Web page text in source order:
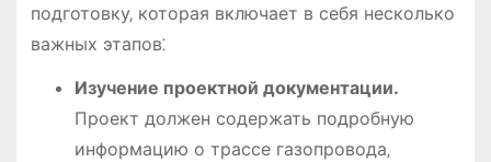
подготовку‚ которая включает в себя несколько
важных этапов⁚
Изучение проектной документации․
Проект должен содержать подробную
информацию о трассе газопровода‚